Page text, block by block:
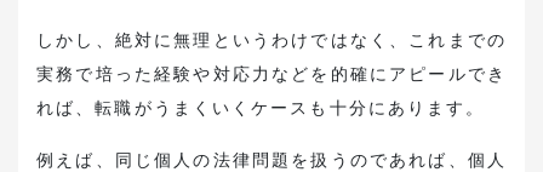
しかし、絶対に無理というわけではなく、これまでの
実務で培った経験や対応力などを的確にアピールでき
れば、転職がうまくいくケースも十分にあります。
例えば、同じ個人の法律問題を扱うのであれば、個人